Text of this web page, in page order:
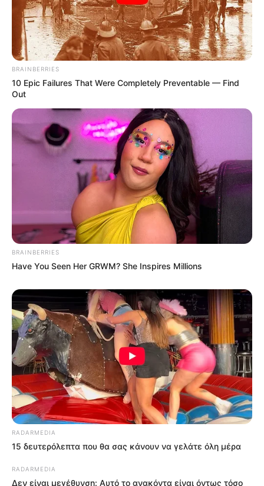
BRAINBERRIES
10 Epic Failures That Were Completely Preventable — Find
Out
BRAINBERRIES
Have You Seen Her GRWM? She Inspires Millions
RADARMEDIA
15 δευτερόλεπτα που θα σας κάνουν να γελάτε όλη μέρα
RADARMEDIA
Δεν είναι μεγέθυνση: Αυτό το ανακόντα είναι όντως τόσο